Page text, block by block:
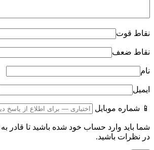
نقاط قوت
نقاط ضعف
نام
ایمیل
📱 شماره موبایل
شما باید وارد حساب خود شده باشید تا قادر
در نظرات باشید.